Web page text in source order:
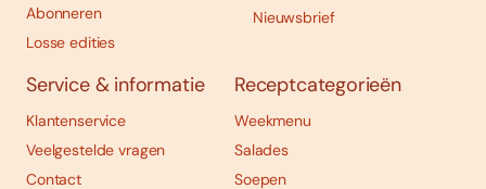
Abonneren
Losse edities
Nieuwsbrief
Service & informatie
Klantenservice
Veelgestelde vragen
Contact
Receptcategorieën
Weekmenu
Salades
Soepen